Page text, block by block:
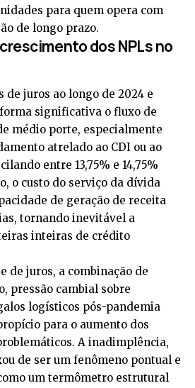
para quem opera com
de longo prazo.
dos NPLs no
de juros ao longo de 2024 e
significativa o fluxo de
médio porte, especialmente
atrelado ao CDI ou ao
entre 13,75% e 14,75%
o custo do serviço da dívida
de geração de receita
tornando inevitável a
inteiras de crédito
de juros, a combinação de
pressão cambial sobre
logísticos pós-pandemia
para o aumento dos
A inadimplência,
de ser um fenômeno pontual e
um termômetro estrutural